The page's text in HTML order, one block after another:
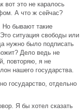
вот это не каралось
А что ж сейчас?
Но бывают такие
ситуация свободы или
нужно было подписать
Дело ведь не
повторяю, я не
нашего государства.
государство, отдельно
Я бы хотел сказать